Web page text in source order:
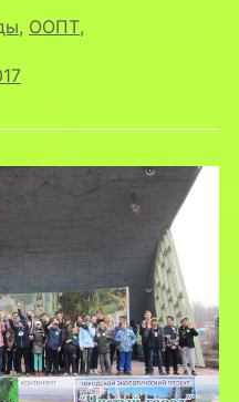
, ООПТ,